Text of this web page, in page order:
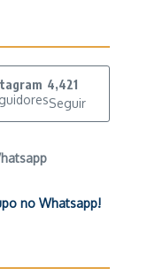
4,421
Seguir
no Whatsapp!